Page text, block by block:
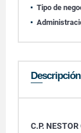
Tipo de
C.P.